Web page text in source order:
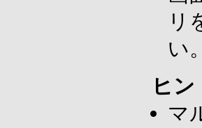
リ
い
ヒン
マ